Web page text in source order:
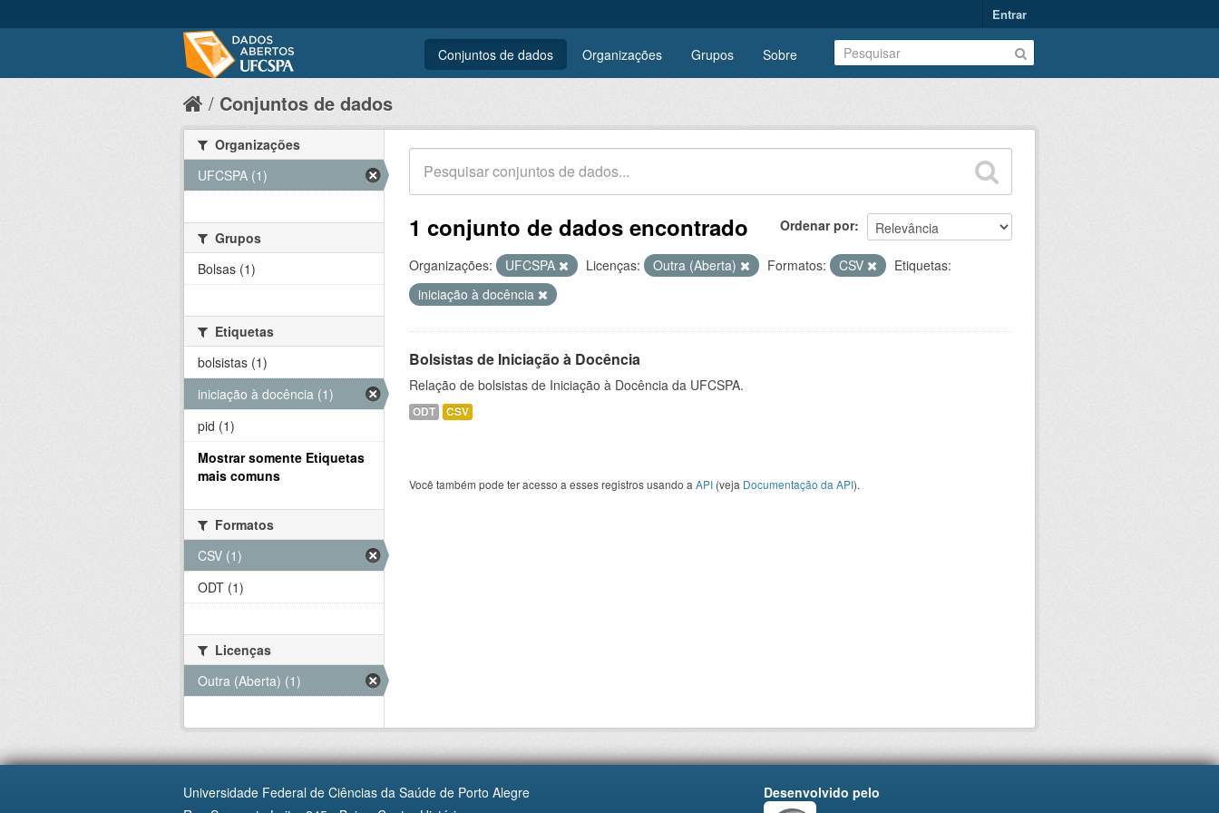
Entrar
Conjuntos de dados Organizações Grupos Sobre
Conjuntos de dados
Ordenar por
1 conjunto de dados encontrado
Organizações: UFCSPA Licenças: Outra (Aberta) Formatos: CSV
Etiquetas:
iniciação à docência
Bolsistas de Iniciação à Docência
Relação de bolsistas de Iniciação à Docência da UFCSPA.
ODT CSV
Você também pode ter acesso a esses registros usando a API (veja Documentação da API).
Organizações
UFCSPA (1)
Grupos
Bolsas (1)
Etiquetas
bolsistas (1)
iniciação à docência (1)
pid (1)
Mostrar somente Etiquetas
mais comuns
Formatos
CSV (1)
ODT (1)
Licenças
Outra (Aberta) (1)
Universidade Federal de Ciências da Saúde de Porto Alegre
Desenvolvido pelo